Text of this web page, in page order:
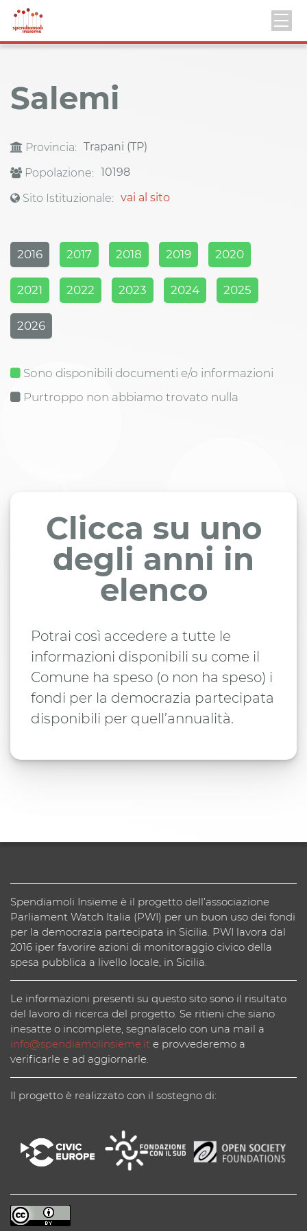
Salemi
Provincia: Trapani (TP)
Popolazione: 10198
Sito Istituzionale: vai al sito
2016 2017 2018 2019 2020
2021 2022 2023 2024 2025
2026
Sono disponibili documenti e/o informazioni
Purtroppo non abbiamo trovato nulla
Clicca su uno
degli anni in
elenco
Potrai così accedere a tutte le
informazioni disponibili su come il
Comune ha speso (o non ha speso) i
fondi per la democrazia partecipata
disponibili per quell’annualità.
Spendiamoli Insieme è il progetto dell’associazione
Parliament Watch Italia (PWI) per un buon uso dei fondi
per la democrazia partecipata in Sicilia. PWI lavora dal
2016 iper favorire azioni di monitoraggio civico della
spesa pubblica a livello locale, in Sicilia.
Le informazioni presenti su questo sito sono il risultato
del lavoro di ricerca del progetto. Se ritieni che siano
inesatte o incomplete, segnalacelo con una mail a
info@spendiamolinsieme.it e provvederemo a
verificarle e ad aggiornarle.
Il progetto è realizzato con il sostegno di: